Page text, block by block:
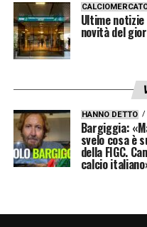
Ultime
novità del
HANNO DETTO
Bargiggia:
svelo cosa è
della FIGC.
calcio